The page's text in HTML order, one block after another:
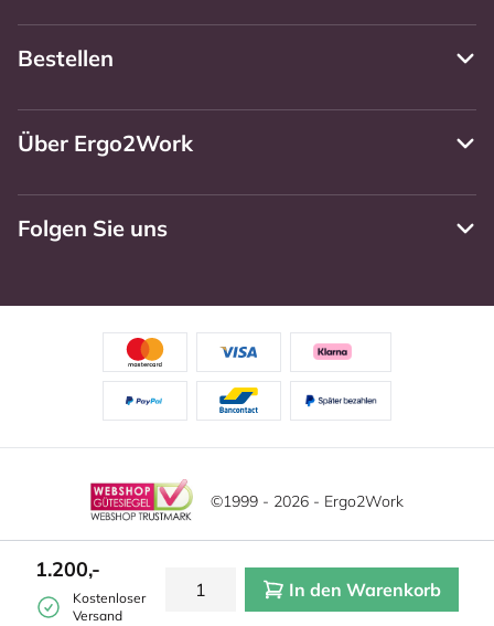
1.200,-
Kostenloser
Versand
In den Warenkorb
Bestellen
Über Ergo2Work
Folgen Sie uns
©1999 - 2026 - Ergo2Work
Allgemeine Geschäftsbedingungen
Cookie-Einstellungen
Diese Website verwendet Cookies. Lesen Sie unsere
Datenschutzerklärung für weitere Informationen.Mehr
|Verstecken